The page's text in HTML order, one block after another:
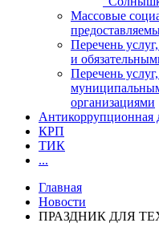
Массовые
Перечень
и
Перечень
организациями
Антикоррупционная
КРП
ТИК
...
Главная
Новости
ПРАЗДНИК ДЛЯ